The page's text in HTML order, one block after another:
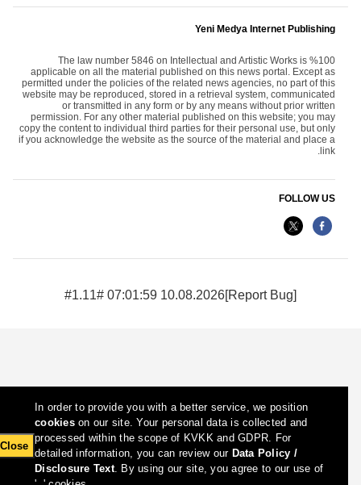
Yeni Medya Internet Publishing
The law number 5846 on Intellectual and Artistic Works is %100
applicable on all the material published on this news portal. Except as
permitted under the policies of the related news agencies, no part of this
website may be reproduced, stored in a retrieval system, communicated
or transmitted in any form or by any means without prior written
permission. For any other material published on this website; you may
copy the content to individual third parties for their personal use, but only
if you acknowledge the website as the source of the material and place a
link.
FOLLOW US
10.08.2026 07:01:59 #1.11#
In order to provide you with a better service, we position
cookieson our site. Your personal data is collected and
processed within the scope of KVKK and GDPR. For
detailed information, you can review ourData Policy /
Disclosure Text. By using our site, you agree to our use of
Close